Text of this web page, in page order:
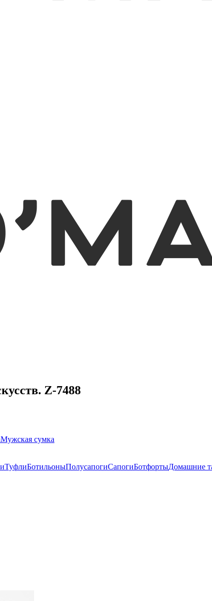
Z-7488
Мужская сумка
ТуфлиБотильоныПолусапогиСапогиБотфортыДомашние